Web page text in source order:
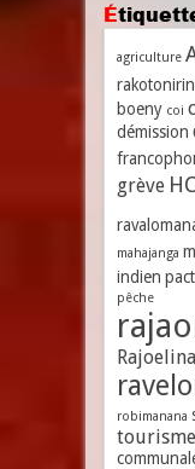
agriculture
boeny coi
démission
grève
mahajanga
indien
pêche
Rajoelina
robimanana
tourisme